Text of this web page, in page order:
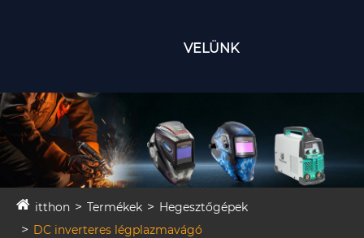
VELÜNK
itthon Termékek
Hegesztőgépek
DC inverteres légplazmavágó